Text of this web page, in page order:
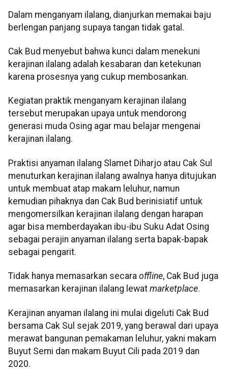
Dalam menganyam ilalang, dianjurkan memakai baju
berlengan panjang supaya tangan tidak gatal.
Cak Bud menyebut bahwa kunci dalam menekuni
kerajinan ilalang adalah kesabaran dan ketekunan
karena prosesnya yang cukup membosankan.
Kegiatan praktik menganyam kerajinan ilalang
tersebut merupakan upaya untuk mendorong
generasi muda Osing agar mau belajar mengenai
kerajinan ilalang.
Praktisi anyaman ilalang Slamet Diharjo atau Cak Sul
menuturkan kerajinan ilalang awalnya hanya ditujukan
untuk membuat atap makam leluhur, namun
kemudian pihaknya dan Cak Bud berinisiatif untuk
mengomersilkan kerajinan ilalang dengan harapan
agar bisa memberdayakan ibu-ibu Suku Adat Osing
sebagai perajin anyaman ilalang serta bapak-bapak
sebagai pengarit.
Tidak hanya memasarkan secara offline, Cak Bud juga
memasarkan kerajinan ilalang lewat marketplace.
Kerajinan anyaman ilalang ini mulai digeluti Cak Bud
bersama Cak Sul sejak 2019, yang berawal dari upaya
merawat bangunan pemakaman leluhur, yakni makam
Buyut Semi dan makam Buyut Cili pada 2019 dan
2020.